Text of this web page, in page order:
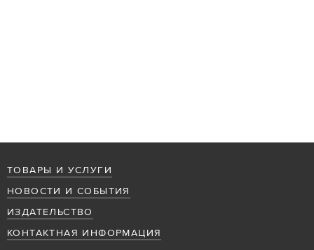
ТОВАРЫ И УСЛУГИ
НОВОСТИ И СОБЫТИЯ
ИЗДАТЕЛЬСТВО
КОНТАКТНАЯ ИНФОРМАЦИЯ